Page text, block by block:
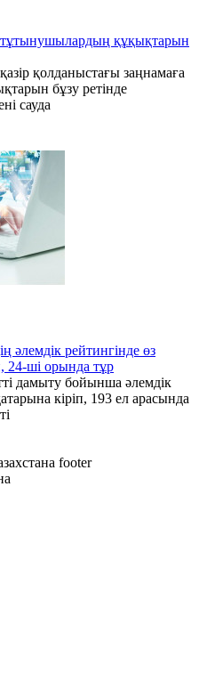
тұтынушылардың құқықтарын
қолданыстағы заңнамаға
бұзу ретінде
сауда
әлемдік рейтингінде өз
24-ші орында тұр
дамыту бойынша әлемдік
кіріп, 193 ел арасында